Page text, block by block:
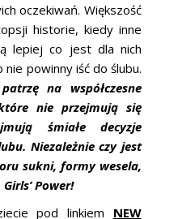
oczekiwań. Większość
historie, kiedy inne
lepiej co jest dla nich
powinny iść do ślubu.
na współczesne
nie przejmują się
śmiałe decyzje
Niezależnie czy jest
sukni, formy wesela,
Power!
pod linkiem NEW